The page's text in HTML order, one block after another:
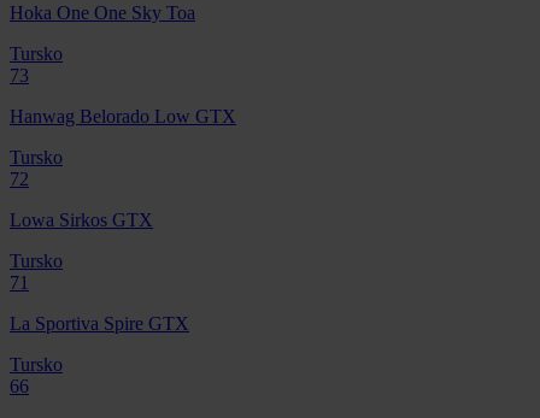
Hoka One One Sky Toa
Tursko
73
Hanwag Belorado Low GTX
Tursko
72
Lowa Sirkos GTX
Tursko
71
La Sportiva Spire GTX
Tursko
66